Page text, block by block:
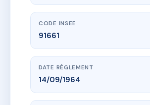
CODE INSEE
91661
DATE RÈGLEMENT
14/09/1964